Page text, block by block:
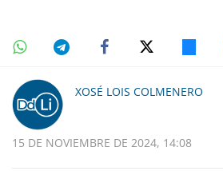
XOSÉ LOIS COLMENERO
15 DE NOVIEMBRE DE 2024, 14:08